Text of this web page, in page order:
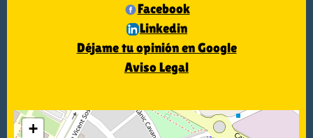
Facebook
Linkedin
Déjame tu opinión en Google
Aviso Legal
+